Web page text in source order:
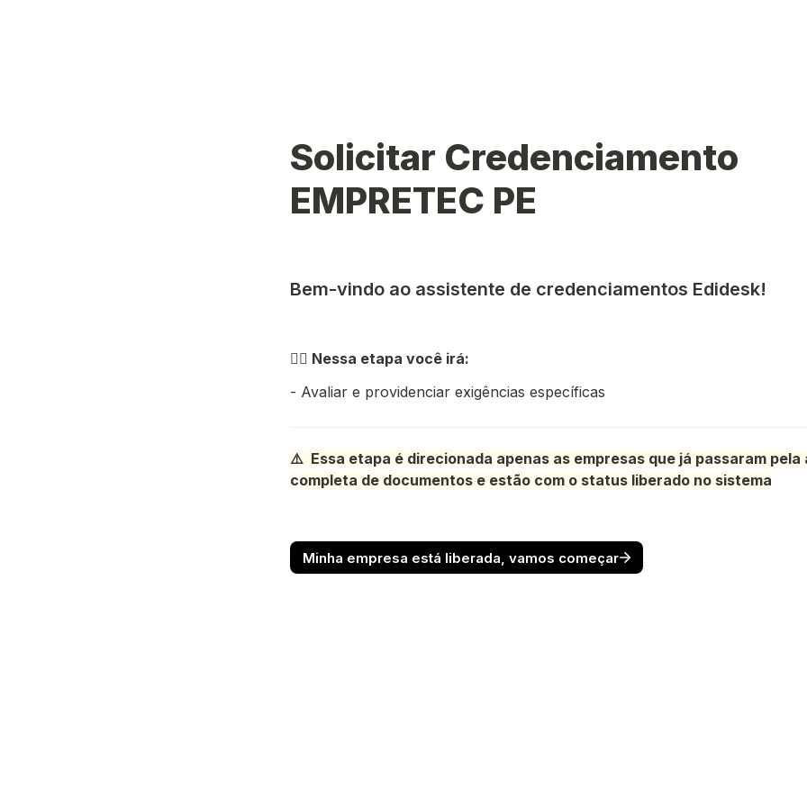
Solicitar Credenciamento
EMPRETEC PE
Bem-vindo ao assistente de credenciamentos Edidesk!
👉🏼 Nessa etapa você irá:
- Avaliar e providenciar exigências específicas
⚠️  Essa etapa é direcionada apenas as empresas que já passaram pela
completa de documentos e estão com o status liberado no sistema
Minha empresa está liberada, vamos começar